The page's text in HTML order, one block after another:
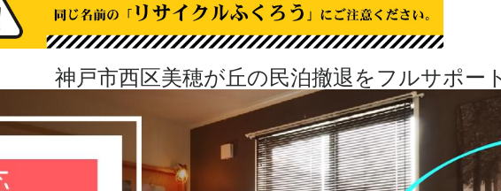
神戸市西区美穂が丘の民泊撤退をフルサポー